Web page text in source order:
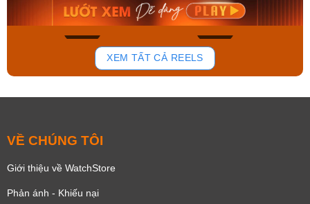
178
Mua ngay Mua ngay
XEM TẤT CẢ REELS
VỀ CHÚNG TÔI
Giới thiệu về WatchStore
Phản ánh - Khiếu nại